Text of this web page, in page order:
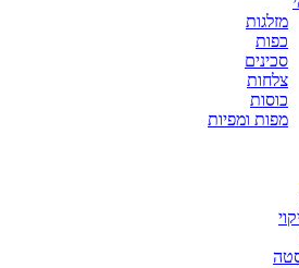
מזלגות
כפות
סכינים
צלחות
כוסות
מפות ומפיות